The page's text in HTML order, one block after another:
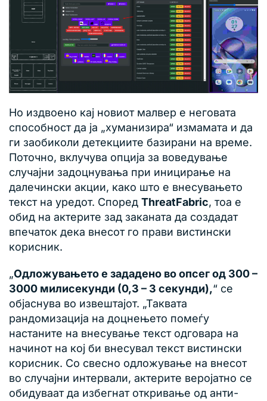
Но издвоено кај новиот малвер е неговата
способност да ја „хуманизира“ измамата и да
ги заобиколи детекциите базирани на време.
Поточно, вклучува опција за воведување
случајни задоцнувања при иницирање на
далечински акции, како што е внесувањето
текст на уредот. Според ThreatFabric, тоа е
обид на актерите зад заканата да создадат
впечаток дека внесот го прави вистински
корисник.
„Одложувањето е зададено во опсег од 300 –
3000 милисекунди (0,3 – 3 секунди),“ се
објаснува во извештајот. „Таквата
рандомизација на доцнењето помеѓу
настаните на внесување текст одговара на
начинот на кој би внесувал текст вистински
корисник. Со свесно одложување на внесот
во случајни интервали, актерите веројатно се
обидуваат да избегнат откривање од анти-